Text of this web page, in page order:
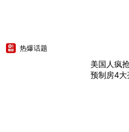
热爆话题
美国人疯
预制房4